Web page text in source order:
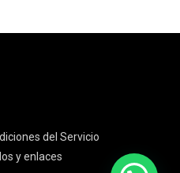
del Servicio
y enlaces